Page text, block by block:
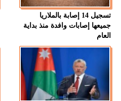
تسجيل 14 إصابة بالملاريا
جميعها إصابات وافدة منذ بداية
العام